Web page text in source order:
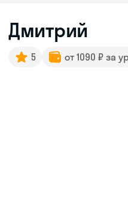
Дмитрий
5 от 1090 ₽ за